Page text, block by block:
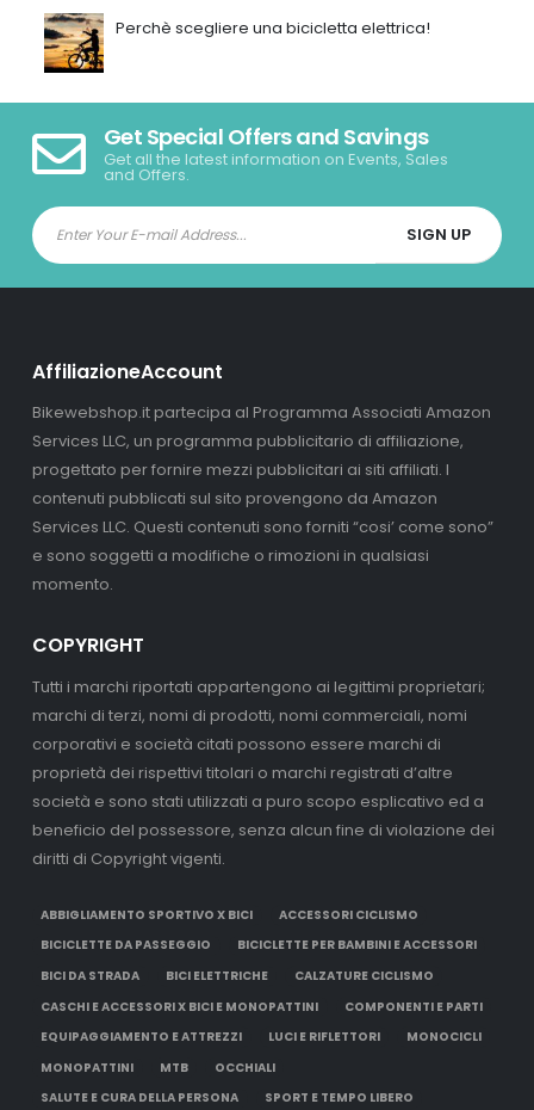
Perchè scegliere una bicicletta elettrica!
Get Special Offers and Savings
Get all the latest information on Events, Sales
and Offers.
AffiliazioneAccount
Bikewebshop.it partecipa al Programma Associati Amazon
Services LLC, un programma pubblicitario di affiliazione,
progettato per fornire mezzi pubblicitari ai siti affiliati. I
contenuti pubblicati sul sito provengono da Amazon
Services LLC. Questi contenuti sono forniti “cosi’ come sono”
e sono soggetti a modifiche o rimozioni in qualsiasi
momento.
COPYRIGHT
Tutti i marchi riportati appartengono ai legittimi proprietari;
marchi di terzi, nomi di prodotti, nomi commerciali, nomi
corporativi e società citati possono essere marchi di
proprietà dei rispettivi titolari o marchi registrati d’altre
società e sono stati utilizzati a puro scopo esplicativo ed a
beneficio del possessore, senza alcun fine di violazione dei
diritti di Copyright vigenti.
ABBIGLIAMENTO SPORTIVO X BICI
ACCESSORI CICLISMO
BICICLETTE DA PASSEGGIO
BICICLETTE PER BAMBINI E ACCESSORI
BICI DA STRADA
BICI ELETTRICHE
CALZATURE CICLISMO
CASCHI E ACCESSORI X BICI E MONOPATTINI
COMPONENTI E PARTI
EQUIPAGGIAMENTO E ATTREZZI
LUCI E RIFLETTORI
MONOCICLI
MONOPATTINI
MTB
OCCHIALI
SALUTE E CURA DELLA PERSONA
SPORT E TEMPO LIBERO